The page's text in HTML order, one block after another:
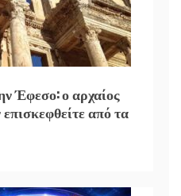
Έφεσο: ο αρχαίος
από τα